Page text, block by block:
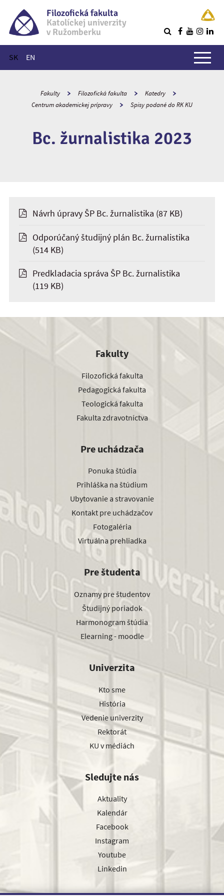
Filozofická fakulta
Katolíckej univerzity
v Ružomberku
SK EN
Hlavné menu
Fakulty Filozofická fakulta
Katedry
Centrum akademickej prípravy
Spisy podané do RK KU
Bc. žurnalistika 2023
Návrh úpravy ŠP Bc. žurnalistika (87 KB)
Odporúčaný študijný plán Bc. žurnalistika
(514 KB)
Predkladacia správa ŠP Bc. žurnalistika
(119 KB)
Fakulty
Filozofická fakulta
Pedagogická fakulta
Teologická fakulta
Fakulta zdravotníctva
Pre uchádzača
Ponuka štúdia
Prihláška na štúdium
Ubytovanie a stravovanie
Kontakt pre uchádzačov
Fotogaléria
Virtuálna prehliadka
Pre študenta
Oznamy pre študentov
Študijný poriadok
Harmonogram štúdia
Elearning - moodle
Univerzita
Kto sme
História
Vedenie univerzity
Rektorát
KU v médiách
Sledujte nás
Aktuality
Kalendár
Facebook
Instagram
Youtube
Linkedin